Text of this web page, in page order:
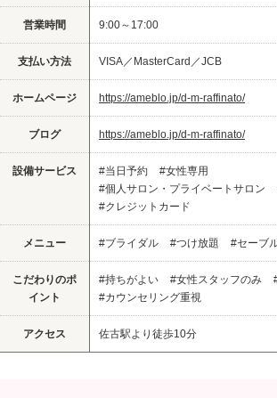
営業時間 9:00～17:00
支払い方法 VISA／MasterCard／JCB
ホームページ https://ameblo.jp/d-m-raffinato/
ブログ https://ameblo.jp/d-m-raffinato/
設備サービス #当日予約
#女性専用
#個人サロン・プライベートサロン
#クレジットカード
メニュー #ブライダル #つけ放題 #セーブ
こだわりのポ
イント
#持ちがよい #女性スタッフのみ
#カウンセリング重視
アクセス 佐古駅より徒歩10分